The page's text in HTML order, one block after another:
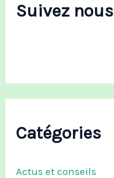
h
e
Suivez nous
Catégories
Actus et conseils